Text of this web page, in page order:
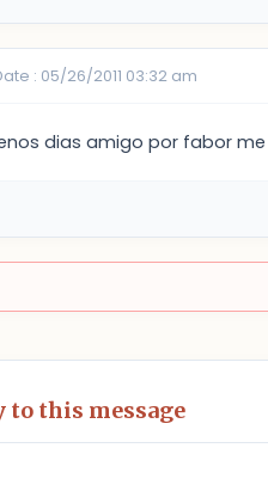
: 05/26/2011 03:32 am
dias amigo por fabor
to this message